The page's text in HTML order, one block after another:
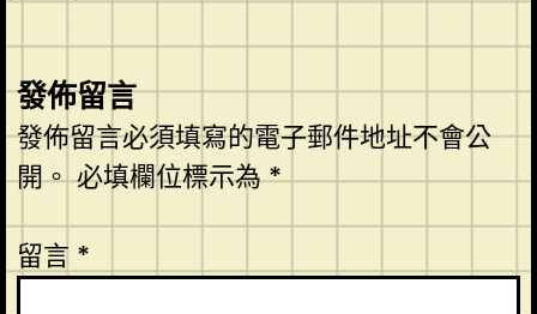
發佈留言
發佈留言必須填寫的電子郵件地址不會公
開。必填欄位標示為*
留言 *